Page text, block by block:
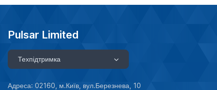
Pulsar Limited
Техпідтримка
Адреса: 02160, м.Київ, вул.Березнева, 10